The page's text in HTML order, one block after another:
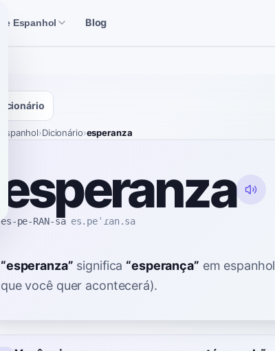
Espanhol Blog
Dicionário
Espanhol›Dicionário›esperanza
esperanza
es-pe-RAN-sa es.peˈɾan.sa
“esperanza” significa “esperança” em espanhol
que você quer acontecerá).